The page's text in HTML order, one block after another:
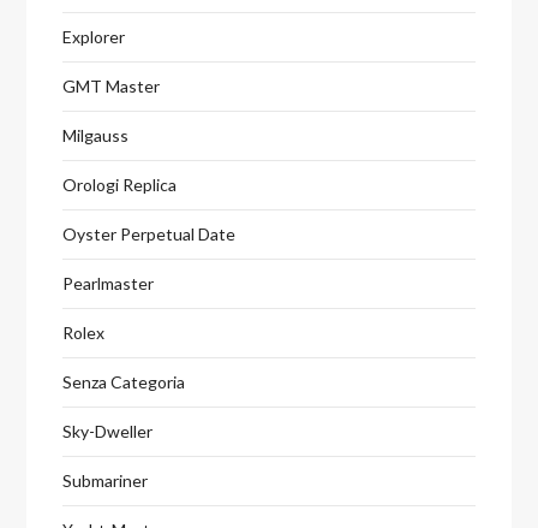
Explorer
GMT Master
Milgauss
Orologi Replica
Oyster Perpetual Date
Pearlmaster
Rolex
Senza Categoria
Sky-Dweller
Submariner